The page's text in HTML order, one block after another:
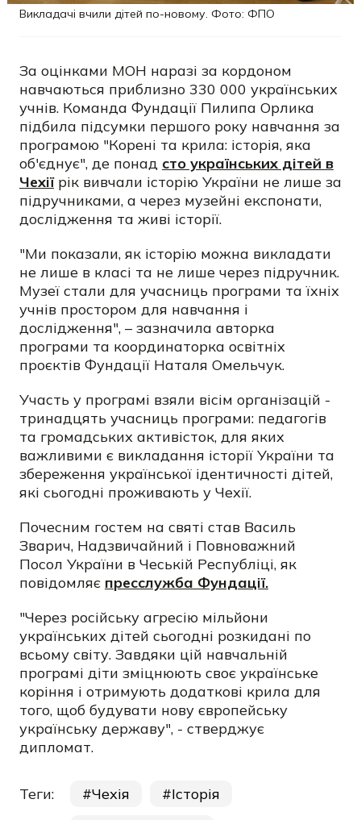
Викладачі вчили дітей по-новому. Фото: ФПО
За оцінками МОН наразі за кордоном
навчаються приблизно 330 000 українських
учнів. Команда Фундації Пилипа Орлика
підбила підсумки першого року навчання за
програмою "Корені та крила: історія, яка
об'єднує", де понад сто українських дітей в
Чехіїрік вивчали історію України не лише за
підручниками, а через музейні експонати,
дослідження та живі історії.
"Ми показали, як історію можна викладати
не лише в класі та не лише через підручник.
Музеї стали для учасниць програми та їхніх
учнів простором для навчання і
дослідження", – зазначила авторка
програми та координаторка освітніх
проєктів Фундації Наталя Омельчук.
Участь у програмі взяли вісім організацій -
тринадцять учасниць програми: педагогів
та громадських активісток, для яких
важливими є викладання історії України та
збереження української ідентичності дітей,
які сьогодні проживають у Чехії.
Почесним гостем на святі став Василь
Зварич, Надзвичайний і Повноважний
Посол України в Чеській Республіці, як
повідомляє пресслужба Фундації.
"Через російську агресію мільйони
українських дітей сьогодні розкидані по
всьому світу. Завдяки цій навчальній
програмі діти зміцнюють своє українське
коріння і отримують додаткові крила для
того, щоб будувати нову європейську
українську державу", - стверджує
дипломат.
Теги: Чехія
Історія